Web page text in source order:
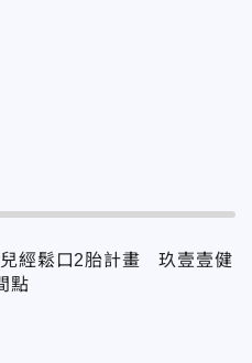
經鬆口2胎計畫 玖壹壹健
點